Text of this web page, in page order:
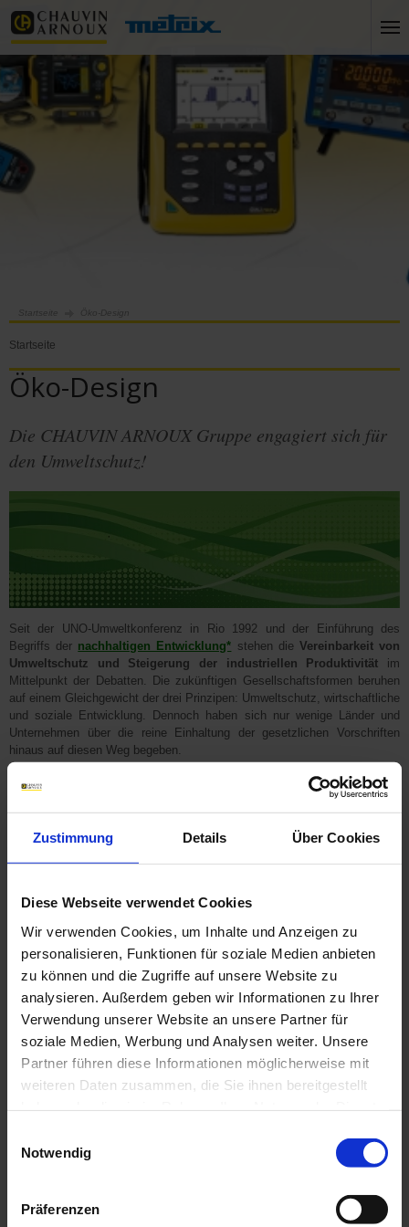
Zustimmung Details Über Cookies
Diese Webseite verwendet Cookies
Wir verwenden Cookies, um Inhalte und Anzeigen zu
personalisieren, Funktionen für soziale Medien anbieten
zu können und die Zugriffe auf unsere Website zu
analysieren. Außerdem geben wir Informationen zu Ihrer
Verwendung unserer Website an unsere Partner für
soziale Medien, Werbung und Analysen weiter. Unsere
Partner führen diese Informationen möglicherweise mit
weiteren Daten zusammen, die Sie ihnen bereitgestellt
Notwendig
Präferenzen
Startseite Öko-Design
Startseite
Öko-Design
Die CHAUVIN ARNOUX Gruppe engagiert sich für
den Umweltschutz!
Seit der UNO-Umweltkonferenz in Rio 1992 und der Einführung des
Begriffs der nachhaltigen Entwicklung* stehen die Vereinbarkeit von
Umweltschutz und Steigerung der industriellen Produktivität im
Mittelpunkt der Debatten. Die zukünftigen Gesellschaftsformen beruhen
auf einem Gleichgewicht der drei Prinzipen: Umweltschutz, wirtschaftliche
und soziale Entwicklung. Dennoch haben sich nur wenige Länder und
Unternehmen über die reine Einhaltung der gesetzlichen Vorschriften
hinaus auf diesen Weg begeben.
gehört du den grundlegenden Prinzipien unseres Unternehmens, den
zukünftigen Generationen den wirtschaftlichen und ökologischen Rahmen
verpflichtet, entsprechend den Vorgaben der Umweltnorm SO 14 000
Das Ziel ist darin klar festgelegt: die Umweltauswirkungen unserer
Von der Geräteentwicklung
in den Konstruktionsbüros in Paris und